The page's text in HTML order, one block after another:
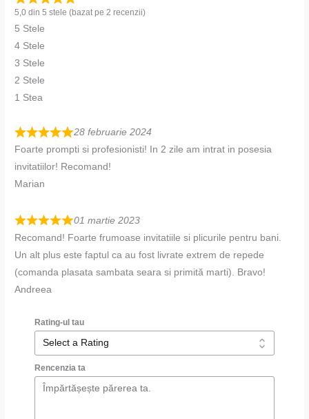
5,0 din 5 stele (bazat pe 2 recenzii)
5 Stele
4 Stele
3 Stele
2 Stele
1 Stea
28 februarie 2024
Foarte prompti si profesionisti! In 2 zile am intrat in posesia
invitatiilor! Recomand!
Marian
01 martie 2023
Recomand! Foarte frumoase invitatiile si plicurile pentru bani.
Un alt plus este faptul ca au fost livrate extrem de repede
(comanda plasata sambata seara si primită marti). Bravo!
Andreea
Rating-ul tau
Rencenzia ta